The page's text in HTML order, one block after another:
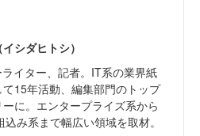
シダヒトシ）
イター、記者。IT系の業界紙
て15年活動、編集部門のトップ
に。エンタープライズ系から
み系まで幅広い領域を取材。